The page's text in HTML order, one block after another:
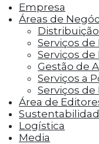
conteúdo do
media, coletar
terceiros.
Cookies
Os cookies de
entregar aos
personalizados
visitaram antes
campanha
Empresa
Áreas de
Serviços de
Serviços
Gestão de
Serviços a
Serviços
Área de
Logística
Media